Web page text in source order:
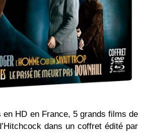
en HD en France, 5 grands films de
dans un coffret édité par